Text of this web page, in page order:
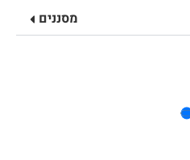
מסננים